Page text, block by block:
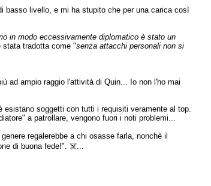
basso livello, e mi ha stupito che per una carica così
in modo eccessivamente diplomatico è stato un
stata tradotta come "senza attacchi personali non si
ad ampio raggio l'attività di Quin... Io non l'ho mai
soggetti con tutti i requisiti veramente al top.
a patrollare, vengono fuori i noti problemi...
regalerebbe a chi osasse farla, nonchè il
di buona fede!". ☠️...